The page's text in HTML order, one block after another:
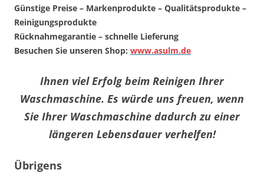
Günstige Preise – Markenprodukte – Qualitätsprodukte –
Reinigungsprodukte
Rücknahmegarantie – schnelle Lieferung
Besuchen Sie unseren Shop: www.asulm.de
Ihnen viel Erfolg beim Reinigen Ihrer
Waschmaschine. Es würde uns freuen, wenn
Sie Ihrer Waschmaschine dadurch zu einer
längeren Lebensdauer verhelfen!
Übrigens